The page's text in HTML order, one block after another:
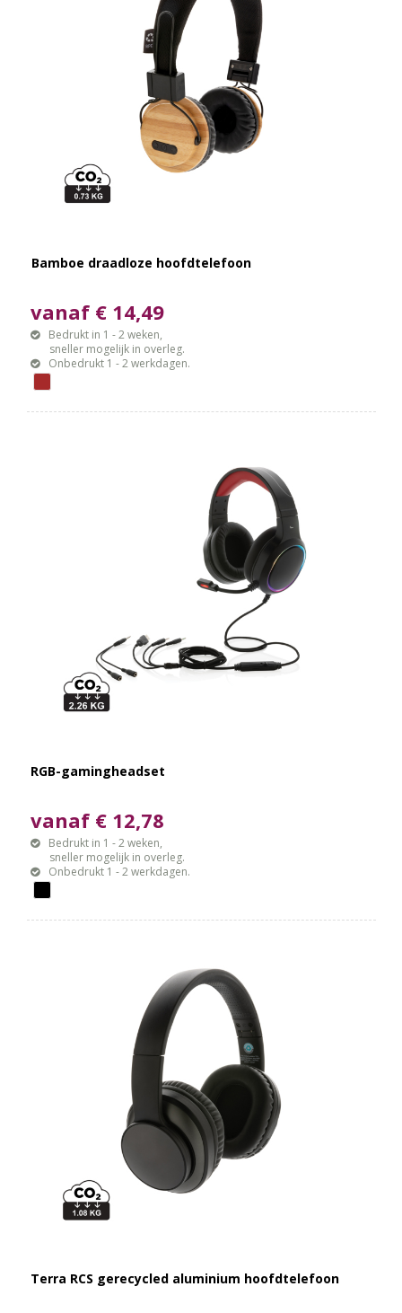
Bamboe draadloze hoofdtelefoon
vanaf € 14,49
Bedrukt in 1 - 2 weken,
sneller mogelijk in overleg.
Onbedrukt 1 - 2 werkdagen.
RGB-gamingheadset
vanaf € 12,78
Bedrukt in 1 - 2 weken,
sneller mogelijk in overleg.
Onbedrukt 1 - 2 werkdagen.
Terra RCS gerecycled aluminium hoofdtelefoon